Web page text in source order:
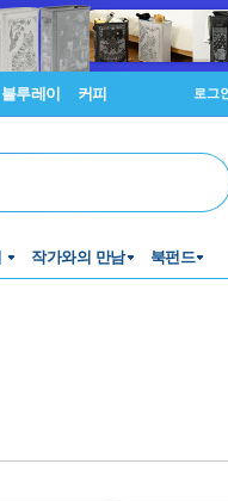
블루레이 커피 로그
작가와의 만남 북펀드